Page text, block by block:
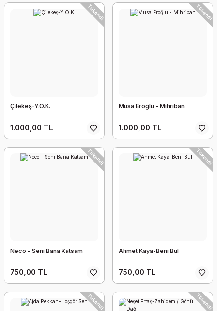
Tükendi
Çilekeş-Y.O.K.
1.000,00 TL
Tükendi
Musa Eroğlu - Mihriban
1.000,00 TL
Tükendi
Neco - Seni Bana Katsam
750,00 TL
Tükendi
Ahmet Kaya-Beni Bul
750,00 TL
Tükendi Tükendi